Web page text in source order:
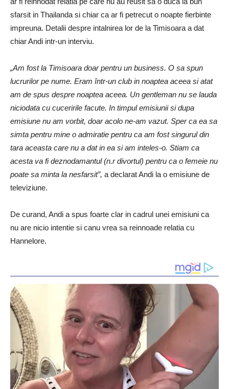
sfarsit in Thailanda si chiar ca ar fi petrecut o noapte fierbinte
impreuna. Detalii despre intalnirea lor de la Timisoara a dat
chiar Andi intr-un interviu.
„Am fost la Timisoara doar pentru un business. O sa spun
lucrurilor pe nume. Eram într-un club in noaptea aceea si atat
am de spus despre noaptea aceea. Un gentleman nu se lauda
niciodata cu cuceririle facute. In timpul emisiunii si dupa
emisiune nu am vorbit, doar acolo ne-am vazut. Sper ca ea sa
simta pentru mine o admiratie pentru ca am fost singurul din
tara aceasta care nu a dat in ea si am inteles-o. Stiam ca
acesta va fi deznodamantul (n.r divortul) pentru ca o femeie nu
poate sa minta la nesfarsit”, a declarat Andi la o emisiune de
televiziune.
De curand, Andi a spus foarte clar in cadrul unei emisiuni ca
nu are nicio intentie si canu vrea sa reinnoade relatia cu
Hannelore.